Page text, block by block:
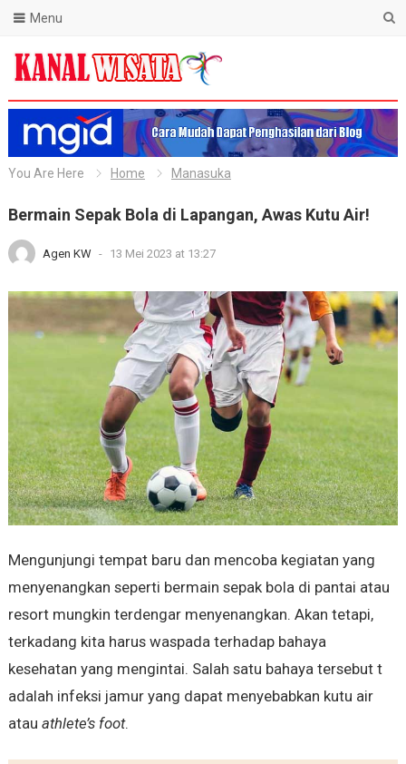
Blog Kanal Wisata
Menu
You Are Here Home Manasuka
Bermain Sepak Bola di Lapangan, Awas Kutu Air!
Agen KW - 13 Mei 2023 at 13:27
Mengunjungi tempat baru dan mencoba kegiatan yang
menyenangkan seperti bermain sepak bola di pantai atau
resort mungkin terdengar menyenangkan. Akan tetapi,
terkadang kita harus waspada terhadap bahaya
kesehatan yang mengintai. Salah satu bahaya tersebut t
adalah infeksi jamur yang dapat menyebabkan kutu air
atau athlete’s foot.